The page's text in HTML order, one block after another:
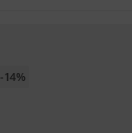
-14%